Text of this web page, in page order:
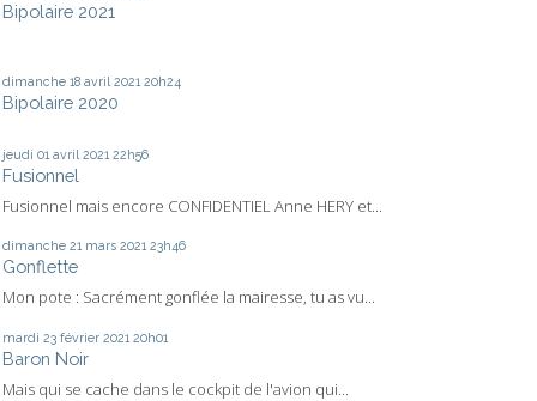
Bipolaire 2021
dimanche 18 avril 2021 20h24
Bipolaire 2020
jeudi 01 avril 2021 22h56
Fusionnel
Fusionnel mais encore CONFIDENTIEL Anne HERY et...
dimanche 21 mars 2021 23h46
Gonflette
Mon pote : Sacrément gonflée la mairesse, tu as vu...
mardi 23 février 2021 20h01
Baron Noir
Mais qui se cache dans le cockpit de l'avion qui...